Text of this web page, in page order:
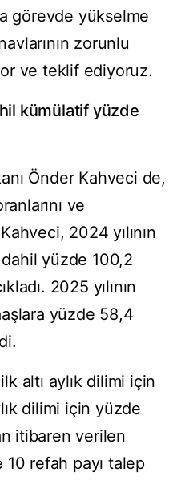
görevde yükselme
zorunlu
ve teklif ediyoruz.
kümülatif yüzde
Önder Kahveci de,
ve
2024 yılının
dahil yüzde 100,2
2025 yılının
yüzde 58,4
altı aylık dilimi için
dilimi için yüzde
itibaren verilen
10 refah payı talep